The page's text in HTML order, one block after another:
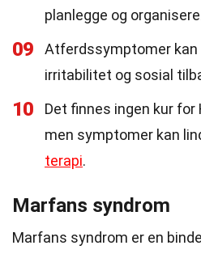
planlegge og
09
Atferdssymptomer kan
irritabilitet og sosial
10
Det finnes ingen kur
men symptomer kan
terapi.
Marfans syndrom
Marfans syndrom er en